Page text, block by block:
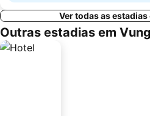
Ver todas as estadias
Outras estadias em